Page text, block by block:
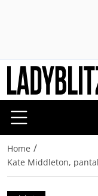
Home /
Kate Middleton,